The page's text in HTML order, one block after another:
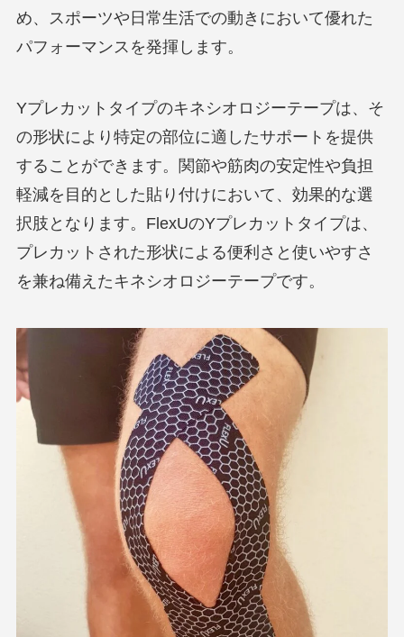
め、スポーツや日常生活での動きにおいて優れた
パフォーマンスを発揮します。
Yプレカットタイプのキネシオロジーテープは、そ
の形状により特定の部位に適したサポートを提供
することができます。関節や筋肉の安定性や負担
軽減を目的とした貼り付けにおいて、効果的な選
択肢となります。FlexUのYプレカットタイプは、
プレカットされた形状による便利さと使いやすさ
を兼ね備えたキネシオロジーテープです。